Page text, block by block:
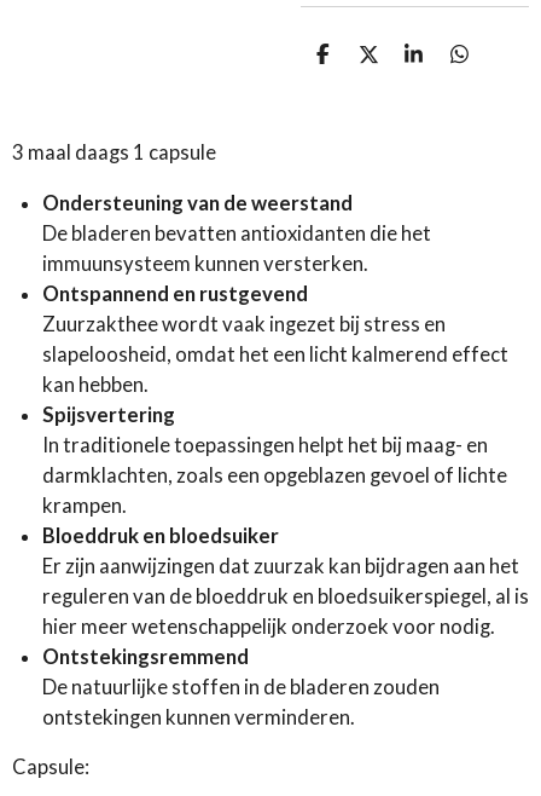
D
D
S
D
3 maal daags 1 capsule
Ondersteuning van de weerstand
De bladeren bevatten antioxidanten die het
immuunsysteem kunnen versterken.
Ontspannend en rustgevend
Zuurzakthee wordt vaak ingezet bij stress en
slapeloosheid, omdat het een licht kalmerend effect
kan hebben.
Spijsvertering
In traditionele toepassingen helpt het bij maag- en
darmklachten, zoals een opgeblazen gevoel of lichte
krampen.
Bloeddruk en bloedsuiker
Er zijn aanwijzingen dat zuurzak kan bijdragen aan het
reguleren van de bloeddruk en bloedsuikerspiegel, al is
hier meer wetenschappelijk onderzoek voor nodig.
Ontstekingsremmend
De natuurlijke stoffen in de bladeren zouden
ontstekingen kunnen verminderen.
Capsule: